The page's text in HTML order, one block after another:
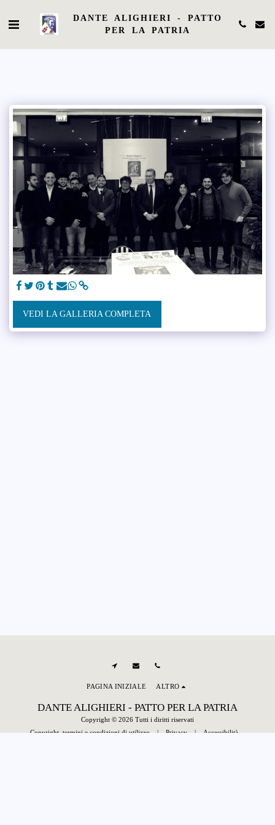
DANTE ALIGHIERI - PATTO
PER LA PATRIA
VEDI LA GALLERIA COMPLETA
DANTE ALIGHIERI - PATTO PER LA PATRIA
Copyright © 2026 Tutti i diritti riservati
Copyright, termini e condizioni di utilizzo|Privacy|Accessibilità
PAGINA INIZIALE ALTRO